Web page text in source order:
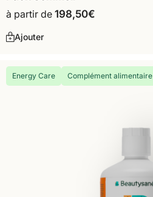
à partir de 198,50€
Ajouter
Energy Care Complément alimentaire